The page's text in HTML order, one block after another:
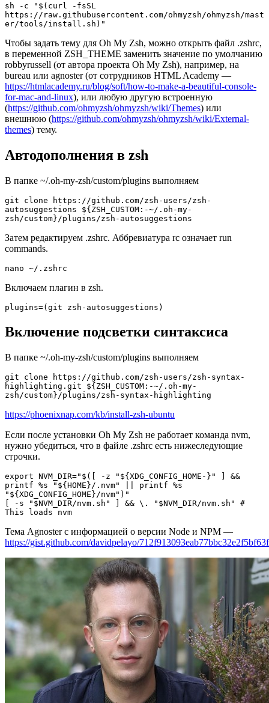
sh -c "$(curl -fsSL
https://raw.githubusercontent.com/ohmyzsh/ohmyzsh/mast
er/tools/install.sh)"
Чтобы задать тему для Oh My Zsh, можно открыть файл .zshrc,
в переменной ZSH_THEME заменить значение по умолчанию
robbyrussell (от автора проекта Oh My Zsh), например, на
bureau или agnoster (от сотрудников HTML Academy —
https://htmlacademy.ru/blog/soft/how-to-make-a-beautiful-console-
for-mac-and-linux), или любую другую встроенную
(https://github.com/ohmyzsh/ohmyzsh/wiki/Themes) или
внешнюю (https://github.com/ohmyzsh/ohmyzsh/wiki/External-
themes) тему.
Автодополнения в zsh
В папке ~/.oh-my-zsh/custom/plugins выполняем
git clone https://github.com/zsh-users/zsh-
autosuggestions ${ZSH_CUSTOM:-~/.oh-my-
zsh/custom}/plugins/zsh-autosuggestions
Затем редактируем .zshrc. Аббревиатура rc означает run
commands.
nano ~/.zshrc
Включаем плагин в zsh.
plugins=(git zsh-autosuggestions)
Включение подсветки синтаксиса
В папке ~/.oh-my-zsh/custom/plugins выполняем
git clone https://github.com/zsh-users/zsh-syntax-
highlighting.git ${ZSH_CUSTOM:-~/.oh-my-
zsh/custom}/plugins/zsh-syntax-highlighting
https://phoenixnap.com/kb/install-zsh-ubuntu
Если после установки Oh My Zsh не работает команда nvm,
нужно убедиться, что в файле .zshrc есть нижеследующие
строчки.
export NVM_DIR="$([ -z "${XDG_CONFIG_HOME-}" ] &&
printf %s "${HOME}/.nvm" || printf %s
"${XDG_CONFIG_HOME}/nvm")"
[ -s "$NVM_DIR/nvm.sh" ] && \. "$NVM_DIR/nvm.sh" #
This loads nvm
Тема Agnoster с информацией о версии Node и NPM —
https://gist.github.com/davidpelayo/